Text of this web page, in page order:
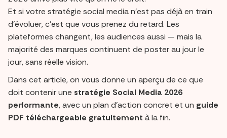
Et si votre stratégie social media n’est pas déjà en train
d’évoluer, c’est que vous prenez du retard. Les
plateformes changent, les audiences aussi — mais la
majorité des marques continuent de poster au jour le
jour, sans réelle vision.
Dans cet article, on vous donne un aperçu de ce que
doit contenir une stratégie Social Media 2026
performante, avec un plan d’action concret et un guide
PDF téléchargeable gratuitement à la fin.